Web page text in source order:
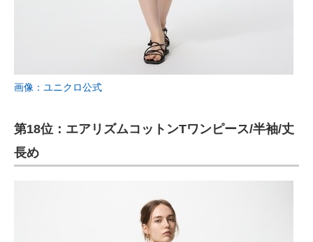
画像：ユニクロ公式
第18位：エアリズムコットンTワンピース/半袖/丈
長め